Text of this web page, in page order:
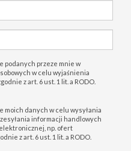
podanych przeze mnie w
w celu wyjaśnienia
z art. 6 ust. 1 lit. a RODO.
moich danych w celu wysyłania
informacji handlowych
np. ofert
z art. 6 ust. 1 lit. a RODO.